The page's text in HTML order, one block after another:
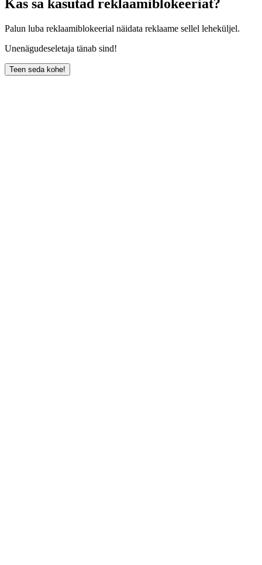
Kas sa kasutad reklaamiblokeeriat?
Palun luba reklaamiblokeerial näidata reklaame sellel leheküljel.
Unenägudeseletaja tänab sind!
Teen seda kohe!